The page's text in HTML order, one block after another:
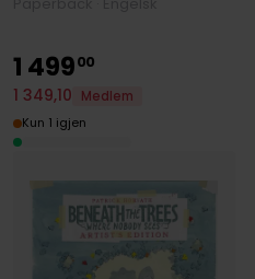
1 49900
1 349,10
Medlem
Kun 1 igjen